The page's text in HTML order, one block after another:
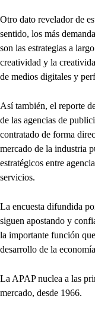
Otro dato revelador de
sentido, los más
son las estrategias a
creatividad y la
de medios digitales y
Así también, el reporte
de las agencias de
contratado de forma
mercado de la industria
estratégicos entre
servicios.
La encuesta difundida
siguen apostando y
la importante función
desarrollo de la
La APAP nuclea a las
mercado, desde 1966.